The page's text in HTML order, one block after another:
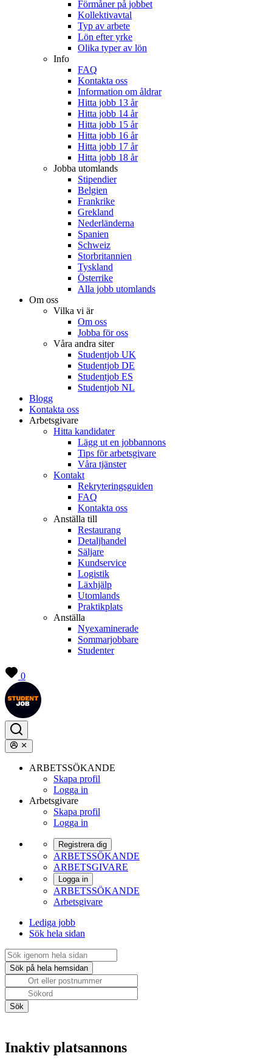
Förmåner på jobbet
Kollektivavtal
Typ av arbete
Lön efter yrke
Olika typer av lön
Info
FAQ
Kontakta oss
Information om åldrar
Hitta jobb 13 år
Hitta jobb 14 år
Hitta jobb 15 år
Hitta jobb 16 år
Hitta jobb 17 år
Hitta jobb 18 år
Jobba utomlands
Stipendier
Belgien
Frankrike
Grekland
Nederländerna
Spanien
Schweiz
Storbritannien
Tyskland
Österrike
Alla jobb utomlands
Om oss
Vilka vi är
Om oss
Jobba för oss
Våra andra siter
Studentjob UK
Studentjob DE
Studentjob ES
Studentjob NL
Blogg
Kontakta oss
Arbetsgivare
Hitta kandidater
Lägg ut en jobbannons
Tips för arbetsgivare
Våra tjänster
Kontakt
Rekryteringsguiden
FAQ
Kontakta oss
Anställa till
Restaurang
Detaljhandel
Säljare
Kundservice
Logistik
Läxhjälp
Utomlands
Praktikplats
Anställa
Nyexaminerade
Sommarjobbare
Studenter
0
ARBETSSÖKANDE
Skapa profil
Logga in
Arbetsgivare
Skapa profil
Logga in
Registrera dig
ARBETSSÖKANDE
ARBETSGIVARE
Logga in
ARBETSSÖKANDE
Arbetsgivare
Lediga jobb
Sök hela sidan
Inaktiv platsannons